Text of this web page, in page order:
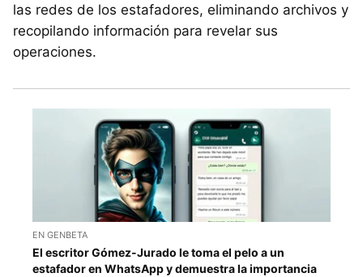
las redes de los estafadores, eliminando archivos y
recopilando información para revelar sus
operaciones.
EN GENBETA
El escritor Gómez-Jurado le toma el pelo a un
estafador en WhatsApp y demuestra la importancia